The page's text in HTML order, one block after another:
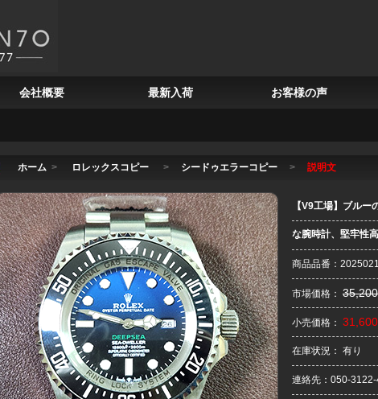
会社概要 最新入荷 お客様の声
ホーム > ロレックスコピー > シードゥエラーコピー > 説明文
【V9工場】ブル
な腕時計、堅牢性
商品品番：
市場価格： 35,200
小売価格：
在庫状況： 有り
連絡先： 050-3122-